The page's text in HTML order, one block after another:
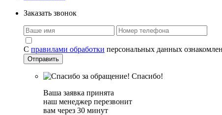
Заказать звонок
С правилами обработки персональных данных ознакомлен
Спасибо!
Ваша заявка принята
наш менеджер перезвонит
вам через 30 минут